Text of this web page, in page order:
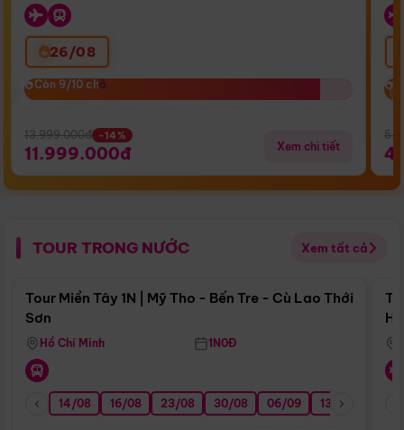
26/08
Còn 9/10 chỗ
Còn 9/10 chỗ
13.999.000đ -14%
11.999.000đ Xem chi tiết
TOUR TRONG NƯỚC Xem tất cả
Điểm nổi bật
Tour Miền Tây 1N | Mỹ Tho - Bến Tre - Cù Lao Thới
Sơn
Hồ Chí Minh 1N0Đ
14/08 16/08 23/08 30/08 06/09 13/09